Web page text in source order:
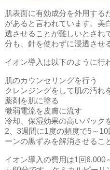
肌表面に有効成分を外用する
があると言われています。美
透させることが難しいとされ
分も、針を使わずに浸透させ
イオン導入は以下のように行
肌のカウンセリングを行う
クレンジングをして肌の汚れ
薬剤を肌に塗る
微弱電流を皮膚に流す
冷却、保湿効果の高いパック
2、3週間に1度の頻度で5～
ーンの黒ずみを解消させるこ
イオン導入の費用は1回6,000